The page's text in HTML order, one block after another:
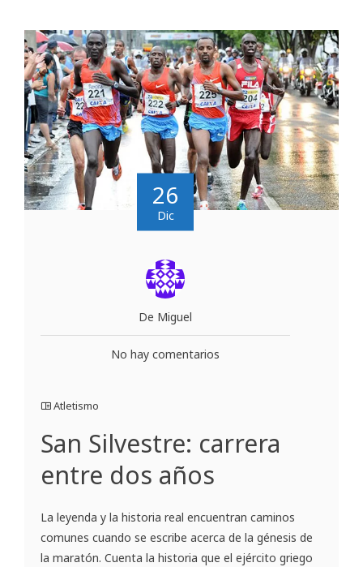
26
Dic
De Miguel
No hay comentarios
Atletismo
San Silvestre: carrera
entre dos años
La leyenda y la historia real encuentran caminos
comunes cuando se escribe acerca de la génesis de
la maratón. Cuenta la historia que el ejército griego